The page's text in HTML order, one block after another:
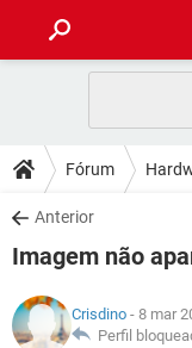
CELULAR
OUTLOOK
INSTAGRAM
GUIA DE COMPRAS
DICAS
JOGOS
INSTAGRAM
DOWNLOADS
JOGOS
CELULAR
OUTLOOK
FÓRUM
JOGOS
GLOSSÁRIO
Fórum
Anterior
Imagem não
Crisdino - 8 mar
Perfil